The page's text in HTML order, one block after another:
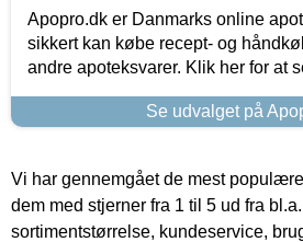
Apopro.dk er Danmarks online
sikkert kan købe recept- og
andre apoteksvarer. Klik her for at
Se udvalget på
Vi har gennemgået de mest
dem med stjerner fra 1 til 5 ud fra
sortimentstørrelse, kundeservice,